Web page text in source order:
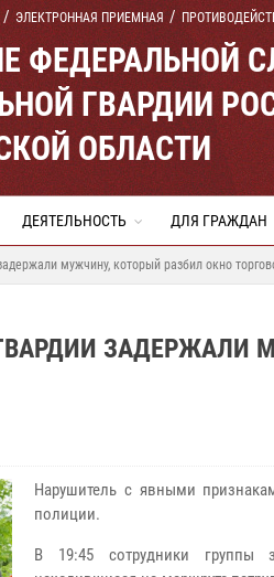
ЭЛЕКТРОННАЯ ПРИЕМНАЯ
ФЕДЕРАЛЬНОЙ
ГВАРДИИ
ОБЛАСТИ
ДЕЯТЕЛЬНОСТЬ ДЛЯ ГРАЖДАН
мужчину, который разбил окно
ЗАДЕРЖАЛИ
Нарушитель с явными
полиции.
В 19:45 сотрудники группы